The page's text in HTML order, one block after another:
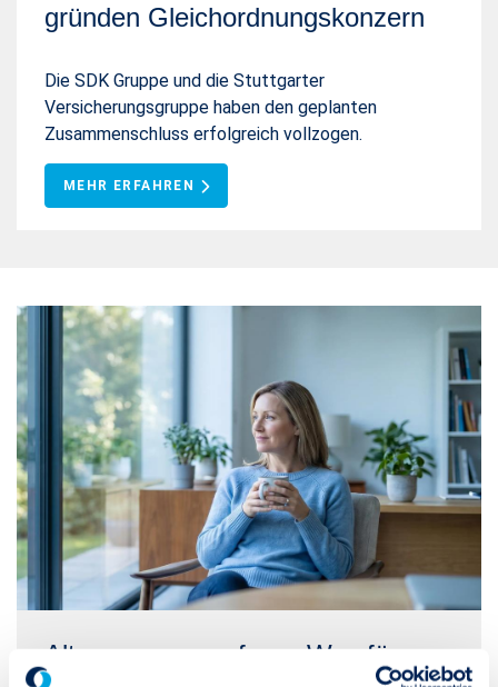
gründen Gleichordnungskonzern
Die SDK Gruppe und die Stuttgarter
Versicherungsgruppe haben den geplanten
Zusammenschluss erfolgreich vollzogen.
MEHR ERFAHREN
Altersvorsorgereform: Was für